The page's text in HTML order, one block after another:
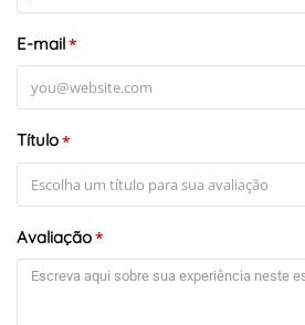
E-mail*
Título*
Avaliação*